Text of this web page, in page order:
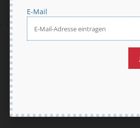
AGB und Widerrufsbelehrung
E-Mail